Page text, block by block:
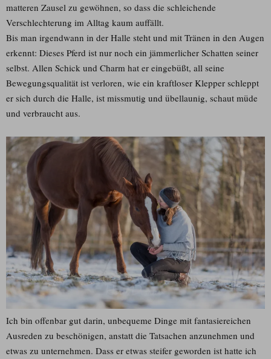
matteren Zausel zu gewöhnen, so dass die schleichende
Verschlechterung im Alltag kaum auffällt.
Bis man irgendwann in der Halle steht und mit Tränen in den Augen
erkennt: Dieses Pferd ist nur noch ein jämmerlicher Schatten seiner
selbst. Allen Schick und Charm hat er eingebüßt, all seine
Bewegungsqualität ist verloren, wie ein kraftloser Klepper schleppt
er sich durch die Halle, ist missmutig und übellaunig, schaut müde
und verbraucht aus.
Ich bin offenbar gut darin, unbequeme Dinge mit fantasiereichen
Ausreden zu beschönigen, anstatt die Tatsachen anzunehmen und
etwas zu unternehmen. Dass er etwas steifer geworden ist hatte ich